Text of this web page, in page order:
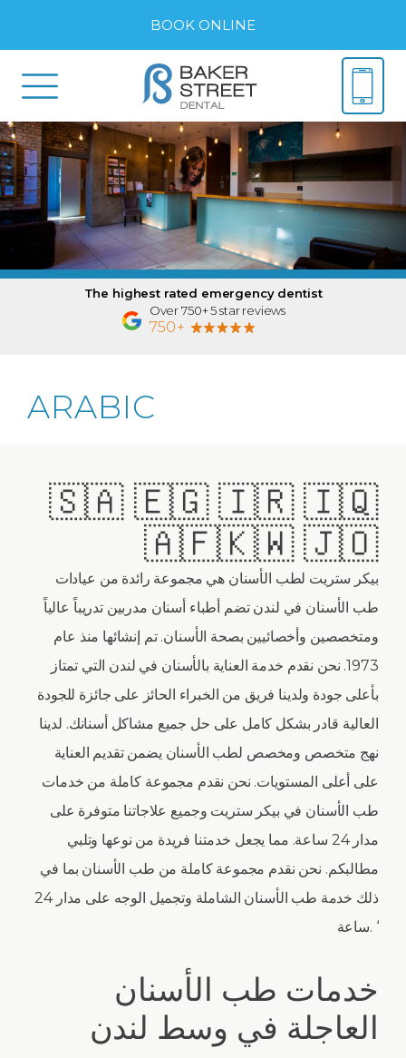
BOOK ONLINE
The highest rated emergency dentist
Over 750+ 5 star reviews
750+
ARABIC
🇸🇦 🇪🇬 🇮🇷 🇮🇶
🇦🇫🇰🇼 🇯🇴
بيكر ستريت لطب الأسنان هي مجموعة رائدة من عيادات
طب الأسنان في لندن تضم أطباء أسنان مدربين تدريباً عالياً
ومتخصصين وأخصائيين بصحة الأسنان. تم إنشائها منذ عام
1973. نحن نقدم خدمة العناية بالأسنان في لندن التي تمتاز
بأعلى جودة ولدينا فريق من الخبراء الحائز على جائزة للجودة
العالية قادر بشكل كامل على حل جميع مشاكل أسنانك. لدينا
نهج متخصص ومخصص لطب الأسنان يضمن تقديم العناية
على أعلى المستويات. نحن نقدم مجموعة كاملة من خدمات
طب الأسنان في بيكر ستريت وجميع علاجاتنا متوفرة على
مدار 24 ساعة. مما يجعل خدمتنا فريدة من نوعها وتلبي
مطالبكم. نحن نقدم مجموعة كاملة من طب الأسنان بما في
ذلك خدمة طب الأسنان الشاملة وتجميل الوجه على مدار 24
ساعة. ‘
خدمات طب الأسنان
العاجلة في وسط لندن